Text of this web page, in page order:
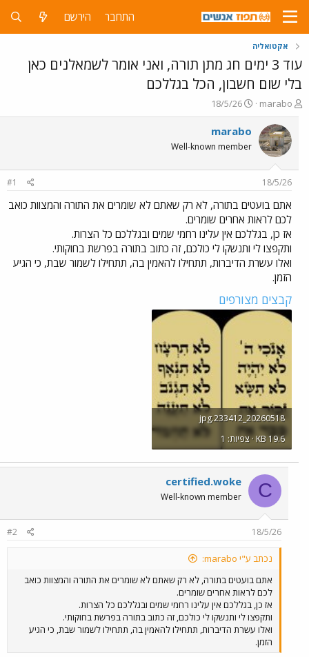
התחבר הירשם
אקטואליה
עוד 3 ימים חג מתן תורה, ואני אומר לשמאלנים כאן
בלי שום חשבון, הכל בגללכם
פ
ו
ת
ח
ה
ו
ש
א
marabo
פ
ו
ר
ס
ם
ר
י
ך
18/5/26
marabo
Well-known member
18/5/26
#1
אתם בועטים בתורה, לא רק שאתם לא שומרים את התורה והמצוות כואב
לכם לראות אחרים שומרים.
אז כן, בגללכם אין עלינו רחמי שמים ובגללכם כל הצרות.
ותקפצו לי ותנשקו לי כולכם, זה כתוב בתורה בפרשת בחוקותי.
ואלו עשרת הדיברות, תתחילו להאמין בה, תתחילו לשמור שבת, כי הגיע
הזמן.
קבצים מצורפים
20260518_233412.jpg
KB 19.6 · צפיות: 1
C
certified.woke
Well-known member
18/5/26
#2
נכתב ע"י marabo:
אתם בועטים בתורה, לא רק שאתם לא שומרים את התורה והמצוות כואב
לכם לראות אחרים שומרים.
אז כן, בגללכם אין עלינו רחמי שמים ובגללכם כל הצרות.
ותקפצו לי ותנשקו לי כולכם, זה כתוב בתורה בפרשת בחוקותי.
ואלו עשרת הדיברות, תתחילו להאמין בה, תתחילו לשמור שבת, כי הגיע
הזמן.